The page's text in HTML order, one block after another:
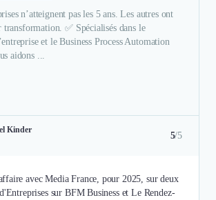
n’atteignent pas les 5 ans. Les autres ont
✅ Spécialisés dans le
et le Business Process Automation
aidons ...
Kinder
5/5
avec Media France, pour 2025, sur deux
sur BFM Business et Le Rendez-